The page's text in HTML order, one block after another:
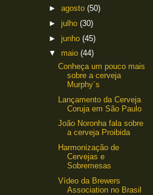
► agosto (50)
► julho (30)
► junho (45)
▼ maio (44)
Conheça um pouco mais
sobre a cerveja
Murphy´s
Lançamento da Cerveja
Coruja em São Paulo
João Noronha fala sobre
a cerveja Proibida
Harmonização de
Cervejas e
Sobremesas
Vídeo da Brewers
Association no Brasil